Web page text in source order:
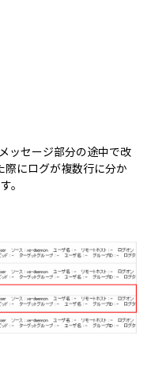
ッセージ部分の途中で改
にログが複数行に分か
。